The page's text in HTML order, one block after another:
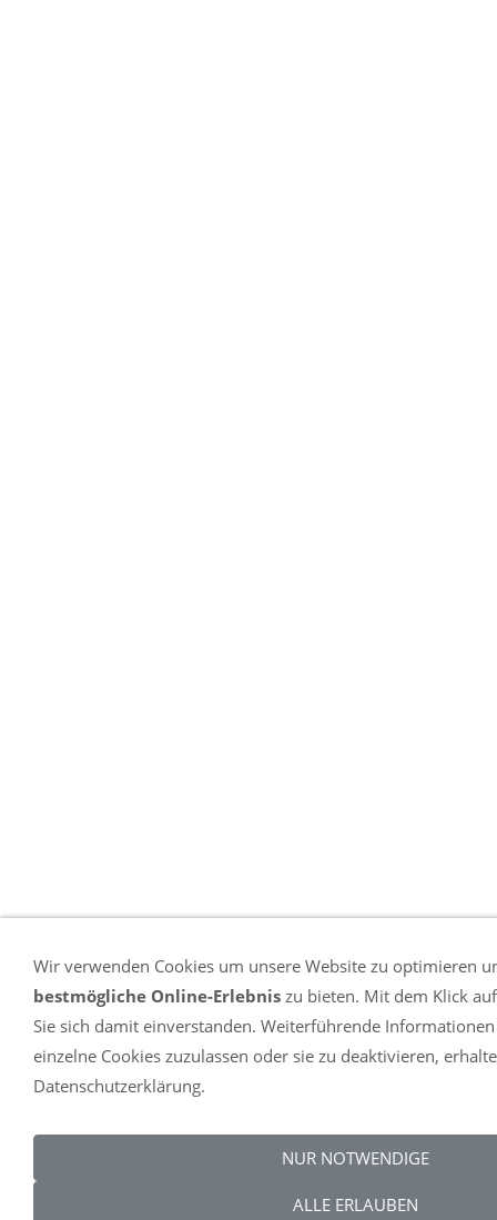
Wir verwenden Cookies um unsere Website zu optimieren
bestmögliche Online-Erlebnis zu bieten. Mit dem Klick
Sie sich damit einverstanden. Weiterführende
einzelne Cookies zuzulassen oder sie zu deaktivieren,
Datenschutzerklärung.
NUR NOTWENDIGE
ALLE ERLAUBEN